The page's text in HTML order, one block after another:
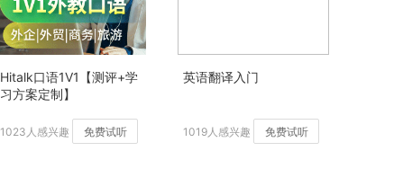
Hitalk口语1V1【测评+学
习方案定制】
1023人感兴趣 免费试听
英语翻译入门
1019人感兴趣 免费试听